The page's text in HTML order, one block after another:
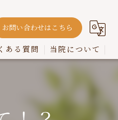
お問い合わせはこちら
ある質問 当院について
インプラント